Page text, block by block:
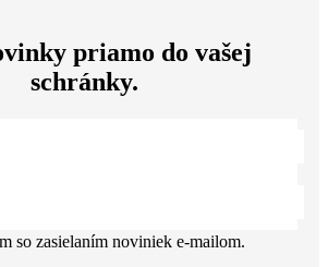
priamo do vašej
schránky.
so zasielaním noviniek e-mailom.